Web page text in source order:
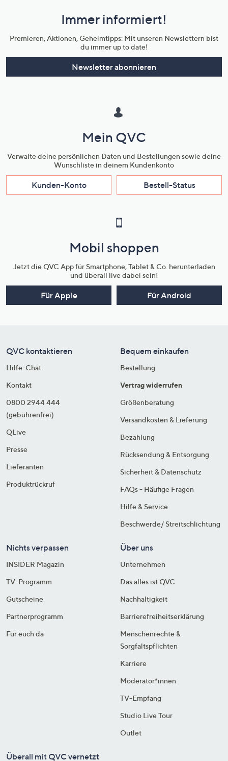
Unternehmensinformationen
Immer informiert!
Premieren, Aktionen, Geheimtipps: Mit unseren Newslettern bist
du immer up to date!
Newsletter abonnieren
Mein QVC
Verwalte deine persönlichen Daten und Bestellungen sowie deine
Wunschliste in deinem Kundenkonto
Kunden-Konto Bestell-Status
Mobil shoppen
Jetzt die QVC App für Smartphone, Tablet & Co. herunterladen
und überall live dabei sein!
Für Apple Für Android
QVC kontaktieren
Hilfe-Chat
Kontakt
0800 2944 444
(gebührenfrei)
QLive
Presse
Lieferanten
Produktrückruf
Bequem einkaufen
Bestellung
Vertrag widerrufen
Größenberatung
Versandkosten & Lieferung
Bezahlung
Rücksendung & Entsorgung
Sicherheit & Datenschutz
FAQs - Häufige Fragen
Hilfe & Service
Beschwerde/ Streitschlichtung
Nichts verpassen
INSIDER Magazin
TV-Programm
Gutscheine
Partnerprogramm
Für euch da
Über uns
Unternehmen
Das alles ist QVC
Nachhaltigkeit
Barrierefreiheitserklärung
Menschenrechte &
Sorgfaltspflichten
Karriere
Moderator*innen
TV-Empfang
Studio Live Tour
Outlet
Überall mit QVC vernetzt